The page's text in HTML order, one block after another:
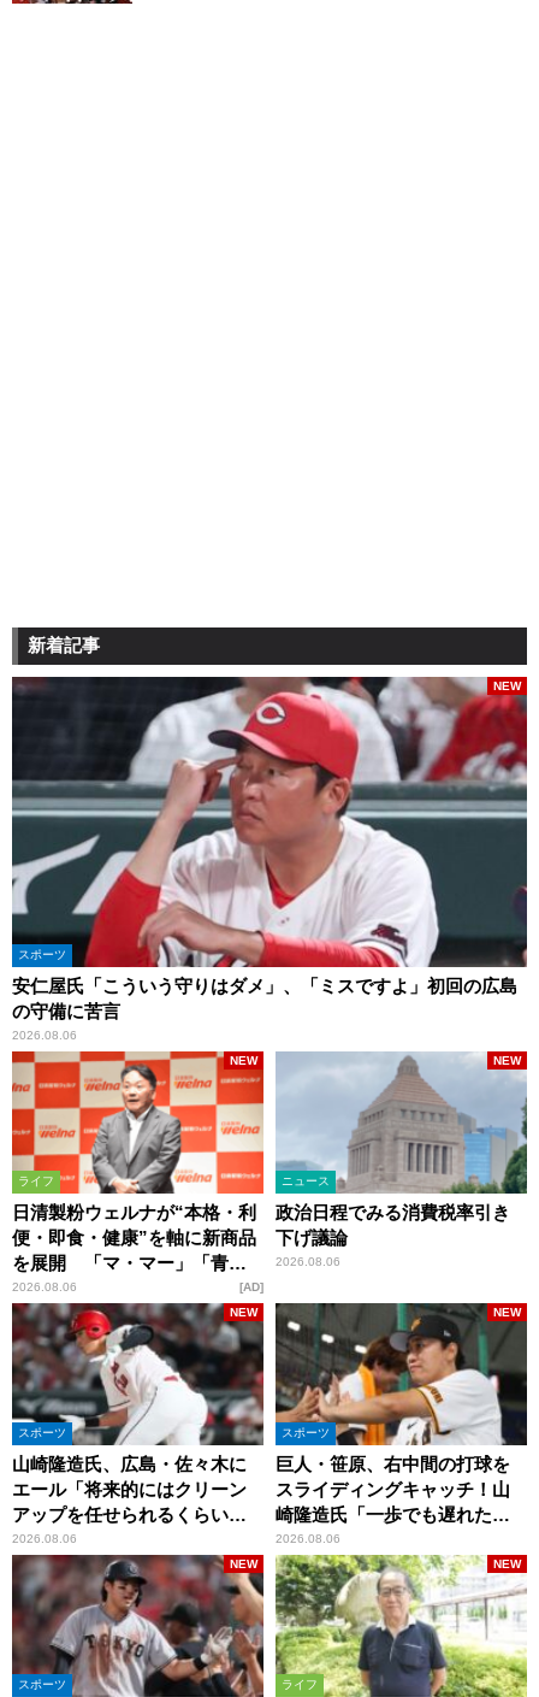
新着記事
スポーツ
安仁屋氏「こういう守りはダメ」、「ミスですよ」初回の広島
の守備に苦言
2026.08.06
NEW
ライフ
日清製粉ウェルナが“本格・利
便・即食・健康”を軸に新商品
を展開 「マ・マー」「青の
洞窟」ブランドを強化
2026.08.06
NEW
AD
ニュース
政治日程でみる消費税率引き
下げ議論
2026.08.06
NEW
スポーツ
山崎隆造氏、広島・佐々木に
エール「将来的にはクリーン
アップを任せられるくらいま
では成長して」
2026.08.06
NEW
スポーツ
巨人・笹原、右中間の打球を
スライディングキャッチ！山
崎隆造氏「一歩でも遅れた
ら…」
2026.08.06
NEW
スポーツ
NEW
ライフ
NEW